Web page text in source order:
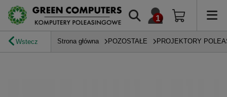
Wstecz Strona główna POZOSTAŁE PROJEKTORY